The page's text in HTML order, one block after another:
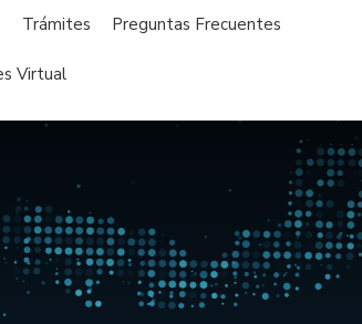
Trámites Preguntas Frecuentes
Virtual